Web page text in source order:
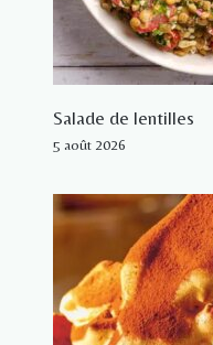
Salade de lentilles
5 août 2026